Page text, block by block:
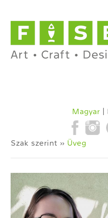
Magyar
Szak szerint » Üveg